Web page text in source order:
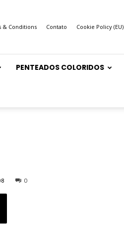
& Conditions Contato Cookie Policy (EU)
PENTEADOS COLORIDOS
0